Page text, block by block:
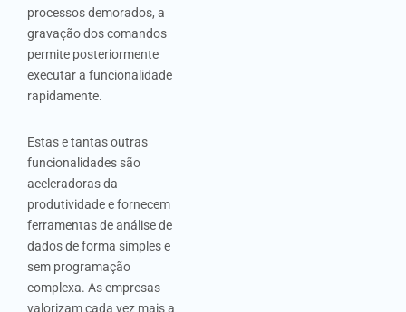
processos demorados, a
gravação dos comandos
permite posteriormente
executar a funcionalidade
rapidamente.
Estas e tantas outras
funcionalidades são
aceleradoras da
produtividade e fornecem
ferramentas de análise de
dados de forma simples e
sem programação
complexa. As empresas
valorizam cada vez mais a